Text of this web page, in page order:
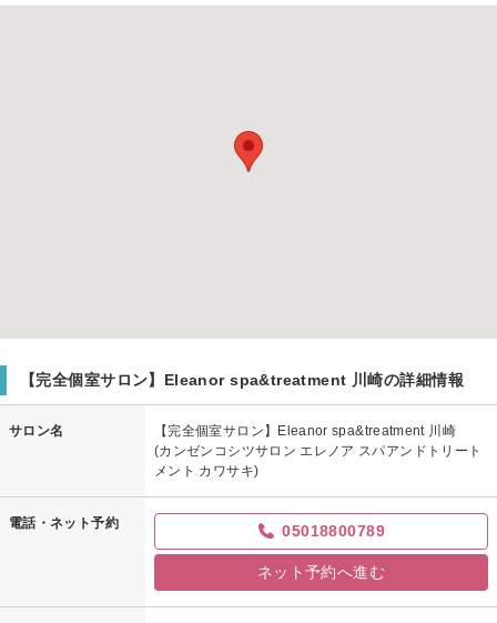
【完全個室サロン】Eleanor spa&treatment 川崎の詳細情報
サロン名
【完全個室サロン】Eleanor spa&treatment 川崎
(カンゼンコシツサロン エレノア スパアンドトリート
メント カワサキ)
電話・ネット予約 05018800789
ネット予約へ進む